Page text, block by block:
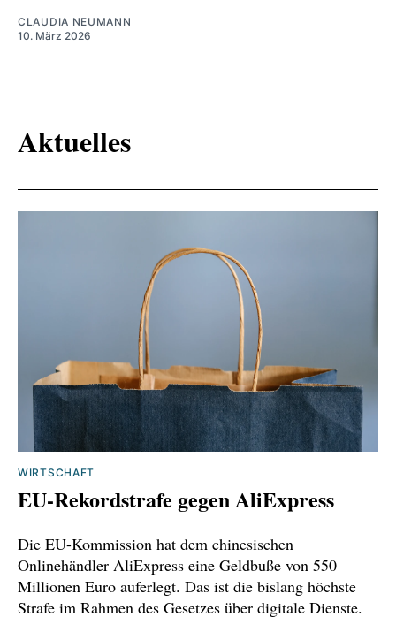
https://news.mongabay.com/2026/01/hopes-
simandou-mines/
nachrichten/china-erhaelt-erste-lieferung-von-
simandou-eisenerz-ce7e58dfdd8cf12c
https://www.miningscout.de/blog/2025/11/12/gu
inea-startet-industrialisierung-mit-
megaprojekt-simandou/
https://www.wiwo.de/technologie/wirtschaft-
von-oben/eisenvorkommen-in-guinea-wie-
china-mit-einer-bahnlinie-europa-die-
weltgroesste-eisenmine-
wegschnappte/100181559.html
https://www.vdi-
nachrichten.com/wirtschaft/rohstoffe/eisenerz
-aus-simandou-fuer-die-energiewende/
CLAUDIA NEUMANN
10. März 2026
Aktuelles
WIRTSCHAFT
EU-Rekordstrafe gegen AliExpress
Die EU-Kommission hat dem chinesischen
Onlinehändler AliExpress eine Geldbuße von 550
Millionen Euro auferlegt. Das ist die bislang höchste
Strafe im Rahmen des Gesetzes über digitale Dienste.